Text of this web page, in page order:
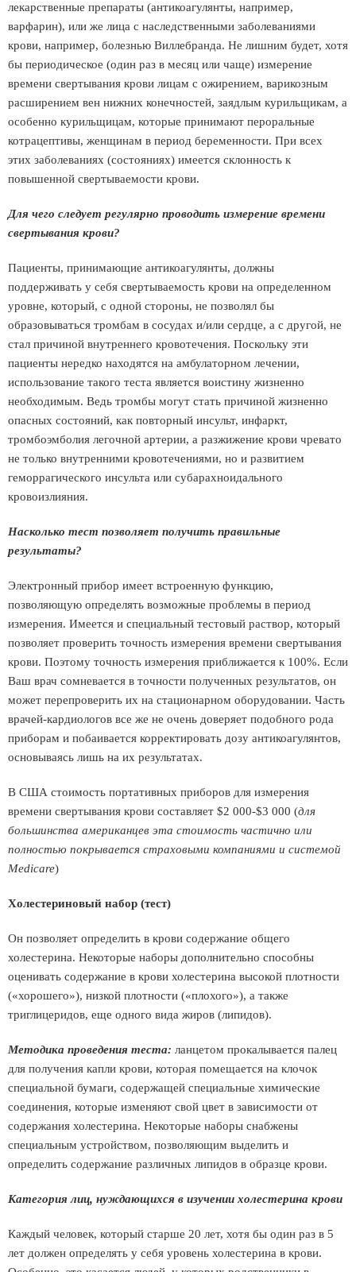
лекарственные препараты (антикоагулянты, например,
варфарин), или же лица с наследственными заболеваниями
крови, например, болезнью Виллебранда. Не лишним будет, хотя
бы периодическое (один раз в месяц или чаще) измерение
времени свертывания крови лицам с ожирением, варикозным
расширением вен нижних конечностей, заядлым курильщикам, а
особенно курильщицам, которые принимают пероральные
котрацептивы, женщинам в период беременности. При всех
этих заболеваниях (состояниях) имеется склонность к
повышенной свертываемости крови.
Для чего следует регулярно проводить измерение времени
свертывания крови?
Пациенты, принимающие антикоагулянты, должны
поддерживать у себя свертываемость крови на определенном
уровне, который, с одной стороны, не позволял бы
образовываться тромбам в сосудах и/или сердце, а с другой, не
стал причиной внутреннего кровотечения. Поскольку эти
пациенты нередко находятся на амбулаторном лечении,
использование такого теста является воистину жизненно
необходимым. Ведь тромбы могут стать причиной жизненно
опасных состояний, как повторный инсульт, инфаркт,
тромбоэмболия легочной артерии, а разжижение крови чревато
не только внутренними кровотечениями, но и развитием
геморрагического инсульта или субарахноидального
кровоизлияния.
Насколько тест позволяет получить правильные
результаты?
Электронный прибор имеет встроенную функцию,
позволяющую определять возможные проблемы в период
измерения. Имеется и специальный тестовый раствор, который
позволяет проверить точность измерения времени свертывания
крови. Поэтому точность измерения приближается к 100%. Если
Ваш врач сомневается в точности полученных результатов, он
может перепроверить их на стационарном оборудовании. Часть
врачей-кардиологов все же не очень доверяет подобного рода
приборам и побаивается корректировать дозу антикоагулянтов,
основываясь лишь на их результатах.
В США стоимость портативных приборов для измерения
времени свертывания крови составляет $2 000-$3 000 (для
большинства американцев эта стоимость частично или
полностью покрывается страховыми компаниями и системой
Medicare)
Холестериновый набор (тест)
Он позволяет определить в крови содержание общего
холестерина. Некоторые наборы дополнительно способны
оценивать содержание в крови холестерина высокой плотности
(«хорошего»), низкой плотности («плохого»), а также
триглицеридов, еще одного вида жиров (липидов).
Методика проведения теста: ланцетом прокалывается палец
для получения капли крови, которая помещается на клочок
специальной бумаги, содержащей специальные химические
соединения, которые изменяют свой цвет в зависимости от
содержания холестерина. Некоторые наборы снабжены
специальным устройством, позволяющим выделить и
определить содержание различных липидов в образце крови.
Категория лиц, нуждающихся в изучении холестерина крови
Каждый человек, который старше 20 лет, хотя бы один раз в 5
лет должен определять у себя уровень холестерина в крови.